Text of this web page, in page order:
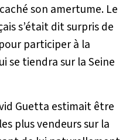
son amertume. Le
s’était dit surpris de
participer à la
se tiendra sur la Seine
Guetta estimait être
plus vendeurs sur la